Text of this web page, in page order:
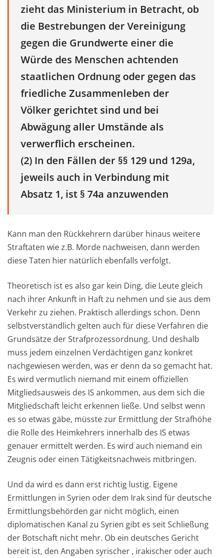
zieht das Ministerium in Betracht, ob
die Bestrebungen der Vereinigung
gegen die Grundwerte einer die
Würde des Menschen achtenden
staatlichen Ordnung oder gegen das
friedliche Zusammenleben der
Völker gerichtet sind und bei
Abwägung aller Umstände als
verwerflich erscheinen.
(2) In den Fällen der §§ 129 und 129a,
jeweils auch in Verbindung mit
Absatz 1, ist § 74a anzuwenden
Kann man den Rückkehrern darüber hinaus weitere
Straftaten wie z.B. Morde nachweisen, dann werden
diese Taten hier natürlich ebenfalls verfolgt.
Theoretisch ist es also gar kein Ding, die Leute gleich
nach ihrer Ankunft in Haft zu nehmen und sie aus dem
Verkehr zu ziehen. Praktisch allerdings schon. Denn
selbstverständlich gelten auch für diese Verfahren die
Grundsätze der Strafprozessordnung. Und deshalb
muss jedem einzelnen Verdächtigen ganz konkret
nachgewiesen werden, was er denn da so gemacht hat.
Es wird vermutlich niemand mit einem offiziellen
Mitgliedsausweis des IS ankommen, aus dem sich die
Mitgliedschaft leicht erkennen ließe. Und selbst wenn
es so etwas gäbe, müsste zur Ermittlung der Strafhöhe
die Rolle des Heimkehrers innerhalb des IS etwas
genauer ermittelt werden. Es wird auch niemand ein
Zeugnis oder einen Tätigkeitsnachweis mitbringen.
Und da wird es dann erst richtig lustig. Eigene
Ermittlungen in Syrien oder dem Irak sind für deutsche
Ermittlungsbehörden gar nicht möglich, einen
diplomatischen Kanal zu Syrien gibt es seit Schließung
der Botschaft nicht mehr. Ob ein deutsches Gericht
bereit ist, den Angaben syrischer , irakischer oder auch